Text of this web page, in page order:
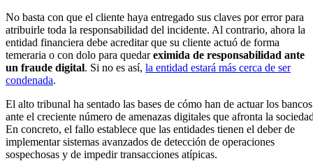
No basta con que el cliente haya entregado sus claves por error para
atribuirle toda la responsabilidad del incidente. Al contrario, ahora la
entidad financiera debe acreditar que su cliente actuó de forma
temeraria o con dolo para quedareximida de responsabilidad ante
un fraude digital. Si no es así, la entidad estará más cerca de ser
condenada.
El alto tribunal ha sentado las bases de cómo han de actuar los bancos
ante el creciente número de amenazas digitales que afronta la
En concreto, el fallo establece que las entidades tienen el deber de
implementar sistemas avanzados de detección de operaciones
sospechosas y de impedir transacciones atípicas.